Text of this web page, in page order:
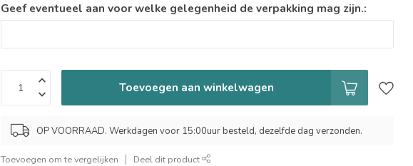
Geef eventueel aan voor welke gelegenheid de verpakking mag zijn.:
Toevoegen aan winkelwagen
OP VOORRAAD. Werkdagen voor 15:00uur besteld, dezelfde dag verzonden.
Toevoegen om te vergelijken Deel dit product